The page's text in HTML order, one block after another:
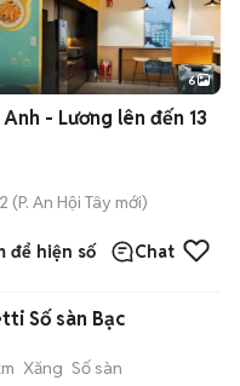
+2
6
- Lương lên đến 13
(P. An Hội Tây mới)
để hiện số Chat
Số sàn Bạc
Xăng Số sàn